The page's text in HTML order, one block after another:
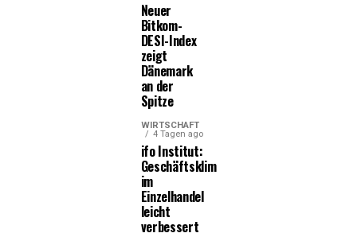
Neuer
Bitkom-
DESI-Index
zeigt
Dänemark
an der
Spitze
WIRTSCHAFT
4 Tagen ago
ifo Institut:
Geschäftsklima
im
Einzelhandel
leicht
verbessert